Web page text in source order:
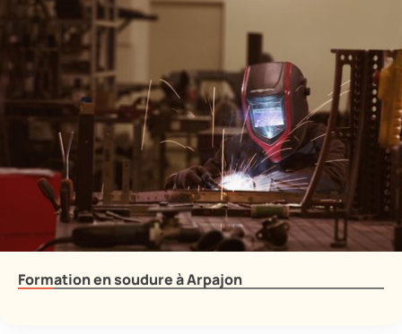
Formation en soudure à Arpajon